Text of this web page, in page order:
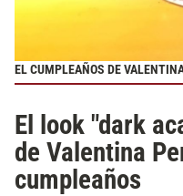
EL CUMPLEAÑOS DE
El look "dark
de Valentina
cumpleaños